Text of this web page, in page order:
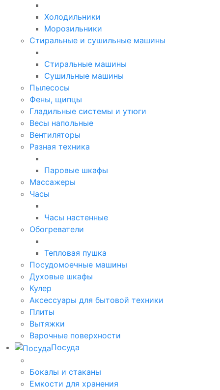
Холодильники
Морозильники
Стиральные и сушильные машины
Стиральные машины
Сушильные машины
Пылесосы
Фены, щипцы
Гладильные системы и утюги
Весы напольные
Вентиляторы
Разная техника
Паровые шкафы
Массажеры
Часы
Часы настенные
Обогреватели
Тепловая пушка
Посудомоечные машины
Духовые шкафы
Кулер
Аксессуары для бытовой техники
Плиты
Вытяжки
Варочные поверхности
Посуда
Бокалы и стаканы
Емкости для хранения